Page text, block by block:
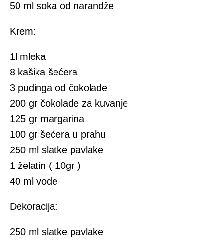
50 ml soka od narandže
Krem:
1l mleka
8 kašika šećera
3 pudinga od čokolade
200 gr čokolade za kuvanje
125 gr margarina
100 gr šećera u prahu
250 ml slatke pavlake
1 želatin ( 10gr )
40 ml vode
Dekoracija:
250 ml slatke pavlake